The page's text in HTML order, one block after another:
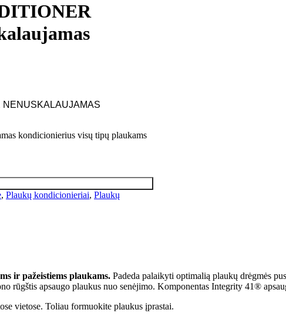
NENUSKALAUJAMAS
kondicionierius visų tipų plaukams
, Plaukų kondicionieriai, Plaukų
ir pažeistiems plaukams. Padeda palaikyti optimalią plaukų drėgmės
rūgštis apsaugo plaukus nuo senėjimo. Komponentas Integrity 41®
vietose. Toliau formuokite plaukus įprastai.